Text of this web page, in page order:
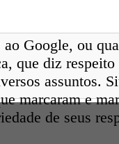
Google, ou
que diz
assuntos.
marcaram e
de seus